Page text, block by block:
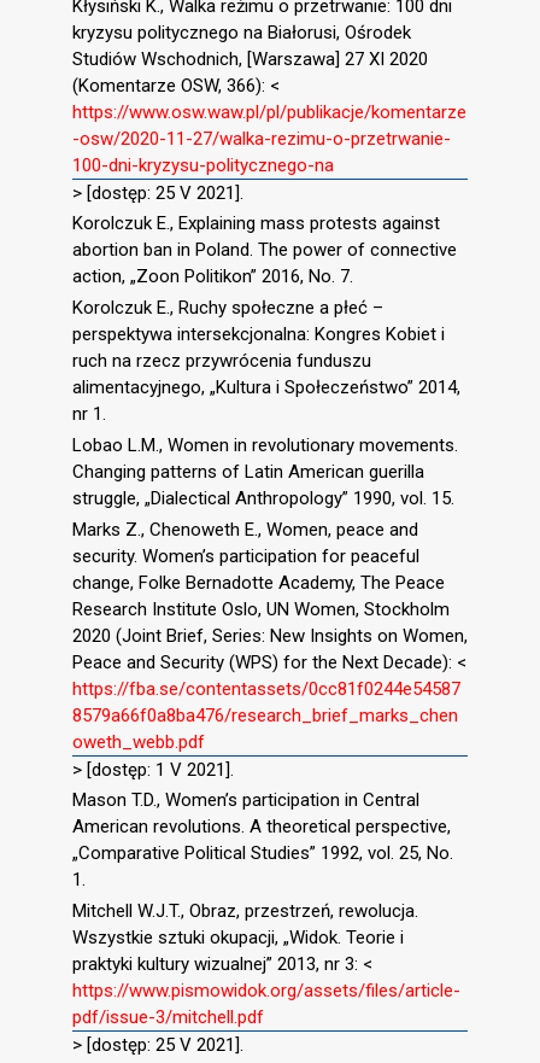
Kłysiński K., Walka reżimu o przetrwanie: 100 dni
kryzysu politycznego na Białorusi, Ośrodek
Studiów Wschodnich, [Warszawa] 27 XI 2020
(Komentarze OSW, 366): <
https://www.osw.waw.pl/pl/publikacje/komentarze
-osw/2020-11-27/walka-rezimu-o-przetrwanie-
100-dni-kryzysu-politycznego-na
> [dostęp: 25 V 2021].
Korolczuk E., Explaining mass protests against
abortion ban in Poland. The power of connective
action, „Zoon Politikon” 2016, No. 7.
Korolczuk E., Ruchy społeczne a płeć –
perspektywa intersekcjonalna: Kongres Kobiet i
ruch na rzecz przywrócenia funduszu
alimentacyjnego, „Kultura i Społeczeństwo” 2014,
nr 1.
Lobao L.M., Women in revolutionary movements.
Changing patterns of Latin American guerilla
struggle, „Dialectical Anthropology” 1990, vol. 15.
Marks Z., Chenoweth E., Women, peace and
security. Women’s participation for peaceful
change, Folke Bernadotte Academy, The Peace
Research Institute Oslo, UN Women, Stockholm
2020 (Joint Brief, Series: New Insights on Women,
Peace and Security (WPS) for the Next Decade): <
https://fba.se/contentassets/0cc81f0244e54587
8579a66f0a8ba476/research_brief_marks_chen
oweth_webb.pdf
> [dostęp: 1 V 2021].
Mason T.D., Women’s participation in Central
American revolutions. A theoretical perspective,
„Comparative Political Studies” 1992, vol. 25, No.
1.
Mitchell W.J.T., Obraz, przestrzeń, rewolucja.
Wszystkie sztuki okupacji, „Widok. Teorie i
praktyki kultury wizualnej” 2013, nr 3: <
https://www.pismowidok.org/assets/files/article-
pdf/issue-3/mitchell.pdf
> [dostęp: 25 V 2021].